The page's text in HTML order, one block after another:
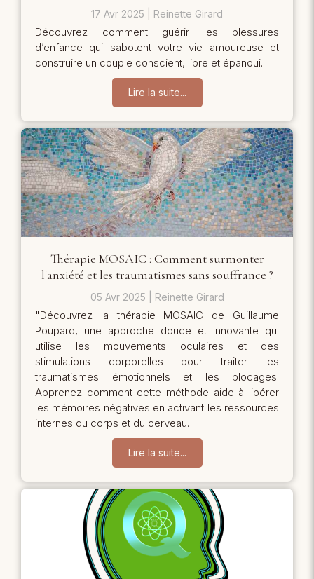
17 Avr 2025 Reinette Girard
Découvrez comment guérir les blessures
d’enfance qui sabotent votre vie amoureuse et
construire un couple conscient, libre et épanoui.
Lire la suite...
Thérapie MOSAIC : Comment surmonter
l'anxiété et les traumatismes sans souffrance ?
05 Avr 2025 Reinette Girard
"Découvrez la thérapie MOSAIC de Guillaume
Poupard, une approche douce et innovante qui
utilise les mouvements oculaires et des
stimulations corporelles pour traiter les
traumatismes émotionnels et les blocages.
Apprenez comment cette méthode aide à libérer
les mémoires négatives en activant les ressources
internes du corps et du cerveau.
Lire la suite...